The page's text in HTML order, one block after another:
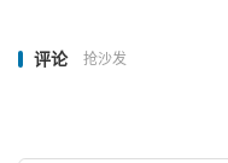
评论 抢沙发